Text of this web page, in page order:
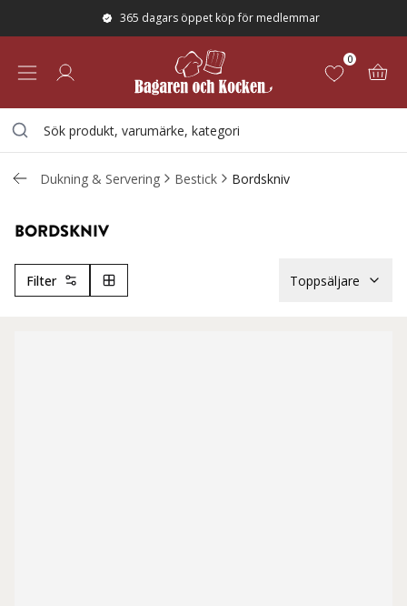
365 dagars öppet köp för medlemmar
0
Dukning & Servering Bestick Bordskniv
BORDSKNIV
Filter Toppsäljare